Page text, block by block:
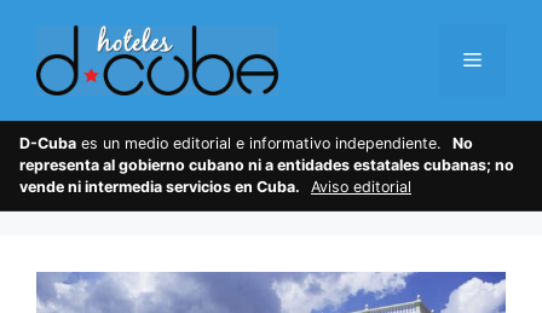
content
Menu
D-Cuba es un medio editorial e informativo independiente.
No
representa al gobierno cubano ni a entidades estatales cubanas; no
vende ni intermedia servicios en Cuba.
Aviso editorial